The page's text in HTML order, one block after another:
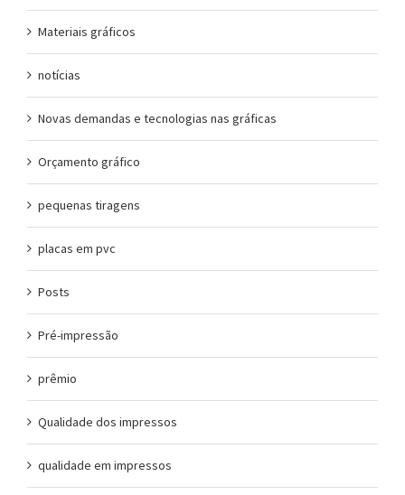
Materiais gráficos
notícias
Novas demandas e tecnologias nas gráficas
Orçamento gráfico
pequenas tiragens
placas em pvc
Posts
Pré-impressão
prêmio
Qualidade dos impressos
qualidade em impressos